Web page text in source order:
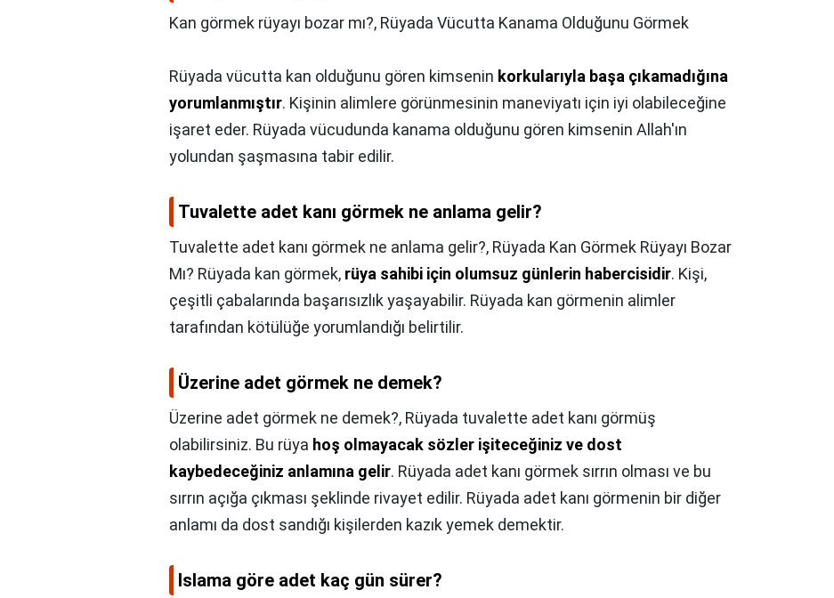
Kan görmek rüyayı bozar mı?, Rüyada Vücutta Kanama Olduğunu Görmek
Rüyada vücutta kan olduğunu gören kimsenin korkularıyla başa çıkamadığına
yorumlanmıştır. Kişinin alimlere görünmesinin maneviyatı için iyi olabileceğine
işaret eder. Rüyada vücudunda kanama olduğunu gören kimsenin Allah'ın
yolundan şaşmasına tabir edilir.
Tuvalette adet kanı görmek ne anlama gelir?
Tuvalette adet kanı görmek ne anlama gelir?, Rüyada Kan Görmek Rüyayı Bozar
Mı? Rüyada kan görmek, rüya sahibi için olumsuz günlerin habercisidir. Kişi,
çeşitli çabalarında başarısızlık yaşayabilir. Rüyada kan görmenin alimler
tarafından kötülüğe yorumlandığı belirtilir.
Üzerine adet görmek ne demek?
Üzerine adet görmek ne demek?, Rüyada tuvalette adet kanı görmüş
olabilirsiniz. Bu rüya hoş olmayacak sözler işiteceğiniz ve dost
kaybedeceğiniz anlamına gelir. Rüyada adet kanı görmek sırrın olması ve bu
sırrın açığa çıkması şeklinde rivayet edilir. Rüyada adet kanı görmenin bir diğer
anlamı da dost sandığı kişilerden kazık yemek demektir.
Islama göre adet kaç gün sürer?